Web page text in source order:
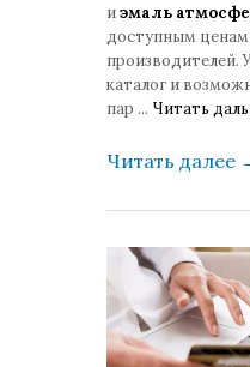
иэмаль
доступным
производителей.
каталог и
пар ... Читать
Читать далее